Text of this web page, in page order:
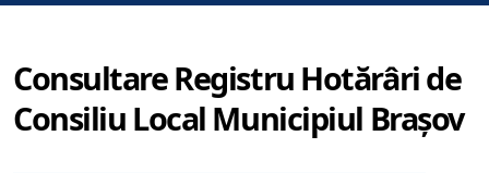
Consultare Registru Hotărâri de
Consiliu Local Municipiul Brașov